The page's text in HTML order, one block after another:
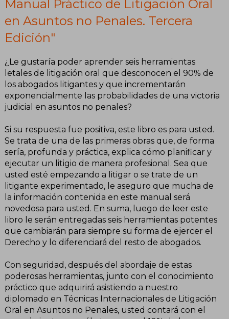
Manual Práctico de Litigación Oral
en Asuntos no Penales. Tercera
Edición"
¿Le gustaría poder aprender seis herramientas
letales de litigación oral que desconocen el 90% de
los abogados litigantes y que incrementarán
exponencialmente las probabilidades de una victoria
judicial en asuntos no penales?
Si su respuesta fue positiva, este libro es para usted.
Se trata de una de las primeras obras que, de forma
sería, profunda y práctica, explica cómo planificar y
ejecutar un litigio de manera profesional. Sea que
usted esté empezando a litigar o se trate de un
litigante experimentado, le aseguro que mucha de
la información contenida en este manual será
novedosa para usted. En suma, luego de leer este
libro le serán entregadas seis herramientas potentes
que cambiarán para siempre su forma de ejercer el
Derecho y lo diferenciará del resto de abogados.
Con seguridad, después del abordaje de estas
poderosas herramientas, junto con el conocimiento
práctico que adquirirá asistiendo a nuestro
diplomado en Técnicas Internacionales de Litigación
Oral en Asuntos no Penales, usted contará con el